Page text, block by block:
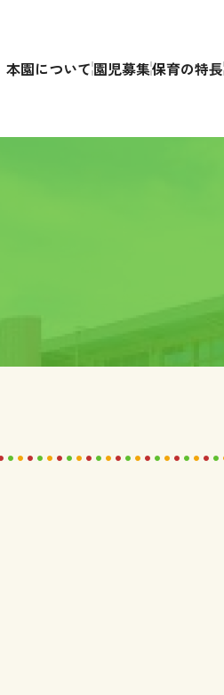
本園について 園児募集保育の特長